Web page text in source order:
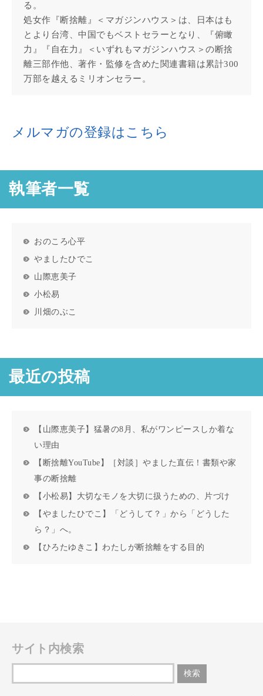
る。
処女作『断捨離』＜マガジンハウス＞は、日本はも
とより台湾、中国でもベストセラーとなり、『俯瞰
力』『自在力』＜いずれもマガジンハウス＞の断捨
離三部作他、著作・監修を含めた関連書籍は累計300
万部を越えるミリオンセラー。
メルマガの登録はこちら
執筆者一覧
おのころ心平
やましたひでこ
山際恵美子
小松易
川畑のぶこ
最近の投稿
【山際恵美子】猛暑の8月、私がワンピースしか着な
い理由
【断捨離YouTube】［対談］やました直伝！書類や家
事の断捨離
【小松易】大切なモノを大切に扱うための、片づけ
【やましたひでこ】「どうして？」から「どうした
ら？」へ。
【ひろたゆきこ】わたしが断捨離をする目的
サイト内検索